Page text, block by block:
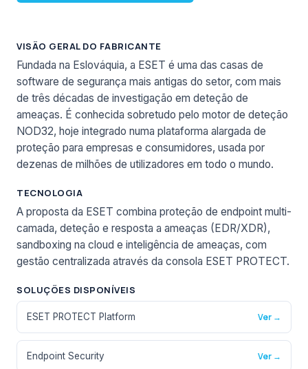
VISÃO GERAL DO FABRICANTE
Fundada na Eslováquia, a ESET é uma das casas de
software de segurança mais antigas do setor, com mais
de três décadas de investigação em deteção de
ameaças. É conhecida sobretudo pelo motor de deteção
NOD32, hoje integrado numa plataforma alargada de
proteção para empresas e consumidores, usada por
dezenas de milhões de utilizadores em todo o mundo.
TECNOLOGIA
A proposta da ESET combina proteção de endpoint multi-
camada, deteção e resposta a ameaças (EDR/XDR),
sandboxing na cloud e inteligência de ameaças, com
gestão centralizada através da consola ESET PROTECT.
SOLUÇÕES DISPONÍVEIS
ESET PROTECT Platform Ver →
Endpoint Security Ver →